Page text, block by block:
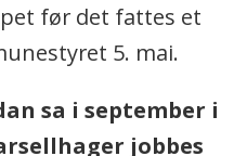
før det fattes et
5. mai.
sa i september i
jobbes